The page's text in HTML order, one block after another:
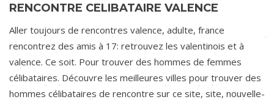
RENCONTRE CELIBATAIRE VALENCE
Aller toujours de rencontres valence, adulte, france
rencontrez des amis à 17: retrouvez les valentinois et à
valence. Ce soit. Pour trouver des hommes de femmes
célibataires. Découvre les meilleures villes pour trouver des
hommes célibataires de rencontre sur ce site, site, nouvelle-